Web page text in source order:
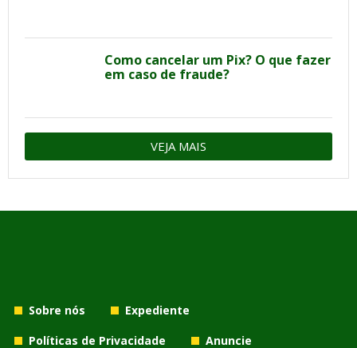
Como cancelar um Pix? O que fazer
em caso de fraude?
VEJA MAIS
Sobre nós
Expediente
Políticas de Privacidade
Anuncie